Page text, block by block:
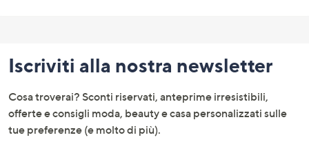
menu
e
informazioni
Iscriviti alla nostra newsletter
Cosa troverai? Sconti riservati, anteprime irresistibili,
offerte e consigli moda, beauty e casa personalizzati sulle
tue preferenze (e molto di più).